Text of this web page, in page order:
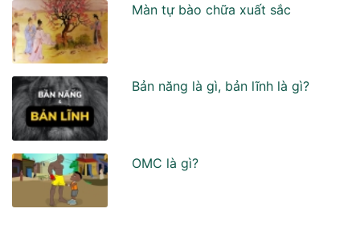
Màn tự bào chữa xuất sắc
Bản năng là gì, bản lĩnh là gì?
OMC là gì?